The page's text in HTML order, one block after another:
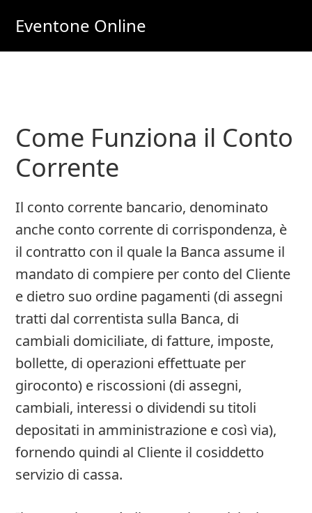
main
primary
Eventone Online
e
Soldi
Online
Come Funziona il Conto
Corrente
Il conto corrente bancario, denominato
anche conto corrente di corrispondenza, è
il contratto con il quale la Banca assume il
mandato di compiere per conto del Cliente
e dietro suo ordine pagamenti (di assegni
tratti dal correntista sulla Banca, di
cambiali domiciliate, di fatture, imposte,
bollette, di operazioni effettuate per
giroconto) e riscossioni (di assegni,
cambiali, interessi o dividendi su titoli
depositati in amministrazione e così via),
fornendo quindi al Cliente il cosiddetto
servizio di cassa.